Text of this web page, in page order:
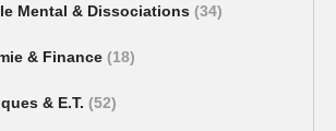
Mental & Dissociations (34)
& Finance (18)
& E.T. (52)